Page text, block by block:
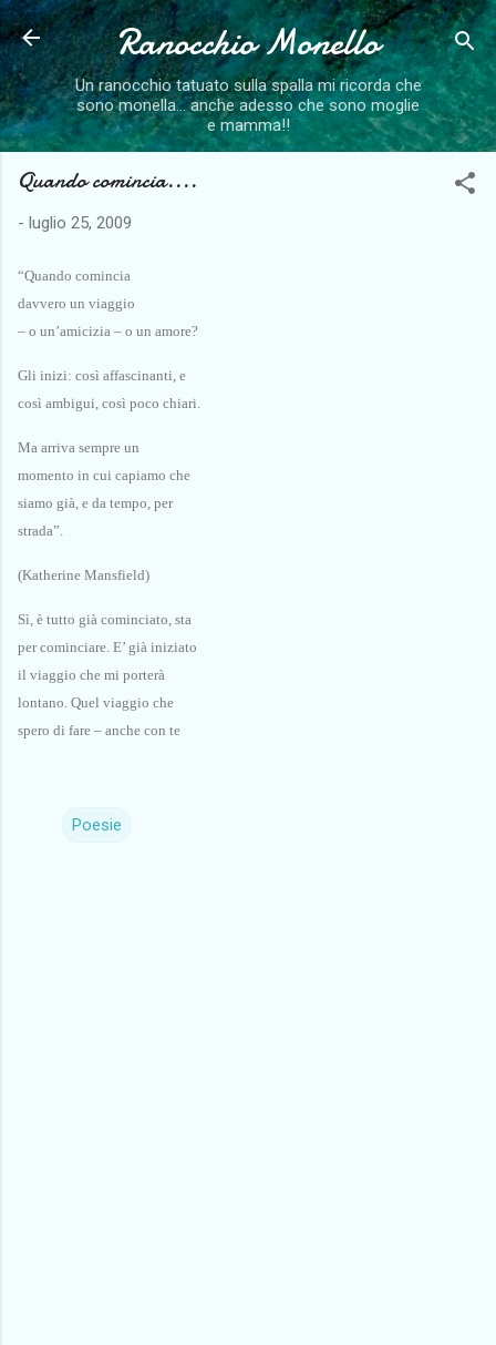
Passa ai contenuti principali
Ranocchio Monello
Un ranocchio tatuato sulla spalla mi ricorda che
sono monella... anche adesso che sono moglie
e mamma!!
Quando comincia....
- luglio 25, 2009
“Quando comincia
davvero un viaggio
– o un’amicizia – o un amore?
Gli inizi: così affascinanti, e
così ambigui, così poco chiari.
Ma arriva sempre un
momento in cui capiamo che
siamo già, e da tempo, per
strada”.
(Katherine Mansfield)
Sì, è tutto già cominciato, sta
per cominciare. E’ già iniziato
il viaggio che mi porterà
lontano. Quel viaggio che
spero di fare – anche con te
Poesie